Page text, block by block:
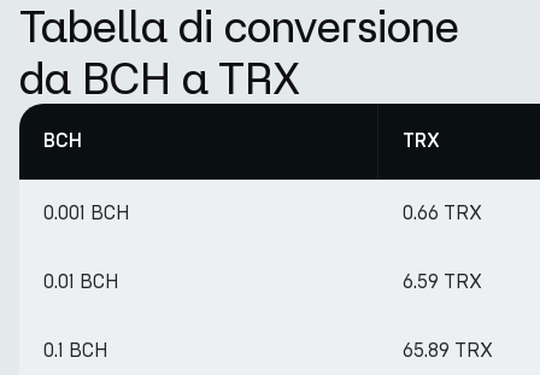
Tabella di conversione
da BCH a TRX
BCH TRX
0.001 BCH 0.66 TRX
0.01 BCH 6.59 TRX
0.1 BCH 65.89 TRX